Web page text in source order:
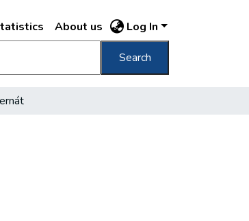
About us Log In
Search